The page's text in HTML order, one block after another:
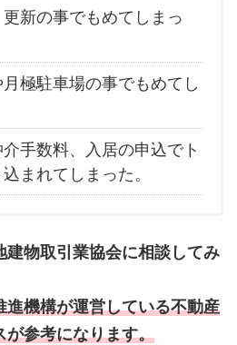
新の事でもめてしまっ
極駐車場の事でもめてし
手数料、入居の申込でト
まれてしまった。
建物取引業協会に相談してみ
進機構が運営している不動産
が参考になります。